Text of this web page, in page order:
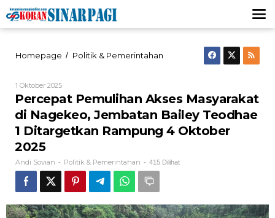
Lewati
ke
konten
Homepage / Politik & Pemerintahan
di
Nagekeo,
Jembatan
Bailey
Ditargetkan
2025
1 Oktober 2025Oleh
Andi
Sovian
Percepat Pemulihan Akses Masyarakat
di Nagekeo, Jembatan Bailey Teodhae
1 Ditargetkan Rampung 4 Oktober
2025
Andi Sovian - Politik & Pemerintahan - 415 Dilihat